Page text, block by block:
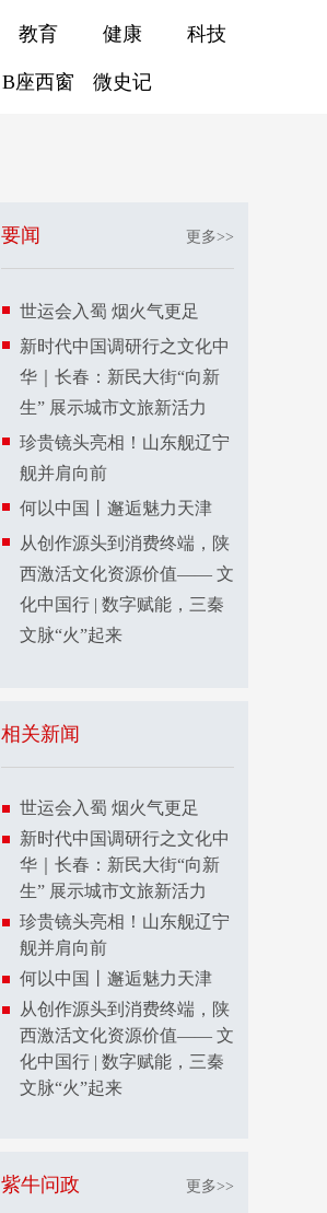
教育 健康 科技
B座西窗 微史记
要闻 更多>>
世运会入蜀 烟火气更足
新时代中国调研行之文化中
华｜长春：新民大街“向新
生” 展示城市文旅新活力
珍贵镜头亮相！山东舰辽宁
舰并肩向前
何以中国丨邂逅魅力天津
从创作源头到消费终端，陕
西激活文化资源价值—— 文
化中国行 | 数字赋能，三秦
文脉“火”起来
相关新闻
世运会入蜀 烟火气更足
新时代中国调研行之文化中
华｜长春：新民大街“向新
生” 展示城市文旅新活力
珍贵镜头亮相！山东舰辽宁
舰并肩向前
何以中国丨邂逅魅力天津
从创作源头到消费终端，陕
西激活文化资源价值—— 文
化中国行 | 数字赋能，三秦
文脉“火”起来
紫牛问政 更多>>